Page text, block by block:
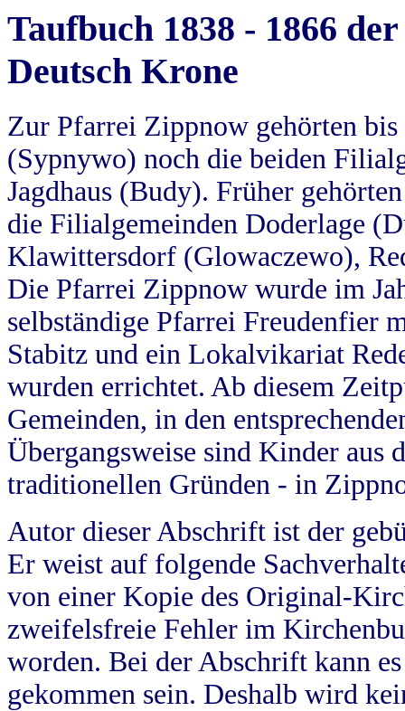
Taufbuch 1838 - 1866
Deutsch Krone
Zur Pfarrei Zippnow gehörten
(Sypnywo) noch die beiden
Jagdhaus (Budy). Früher
die Filialgemeinden Doderlage
Klawittersdorf (Glowaczewo),
Die Pfarrei Zippnow wurde im
selbständige Pfarrei Freudenfier
Stabitz und ein Lokalvikariat
wurden errichtet. Ab diesem
Gemeinden, in den
Übergangsweise sind Kinder aus
traditionellen Gründen - in
Autor dieser Abschrift ist der
Er weist auf folgende
von einer Kopie des Original-
zweifelsfreie Fehler im
worden. Bei der Abschrift kann
gekommen sein. Deshalb wird